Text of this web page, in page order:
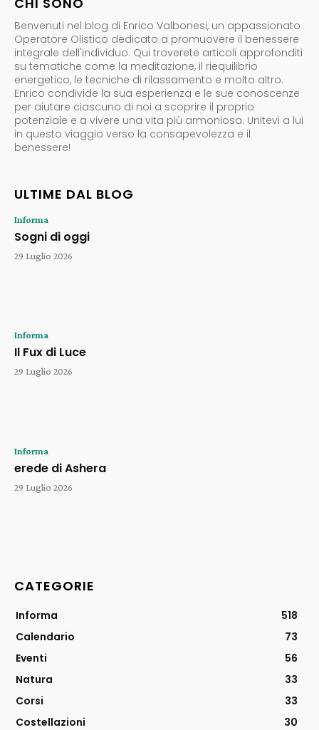
Benvenuti nel blog di Enrico Valbonesi, un appassionato
Operatore Olistico dedicato a promuovere il benessere
integrale dell'individuo. Qui troverete articoli approfonditi
su tematiche come la meditazione, il riequilibrio
energetico, le tecniche di rilassamento e molto altro.
Enrico condivide la sua esperienza e le sue conoscenze
per aiutare ciascuno di noi a scoprire il proprio
potenziale e a vivere una vita più armoniosa. Unitevi a lui
in questo viaggio verso la consapevolezza e il
benessere!
ULTIME DAL BLOG
Informa
Sogni di oggi
29 Luglio 2026
Informa
Il Fux di Luce
29 Luglio 2026
Informa
erede di Ashera
29 Luglio 2026
CATEGORIE
Informa
518
Calendario
73
Eventi
56
Natura
33
Corsi
33
Costellazioni
30